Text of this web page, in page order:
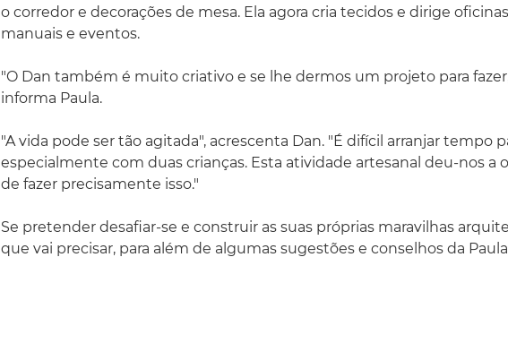
o corredor e decorações de mesa. Ela agora cria tecidos e dirige
manuais e eventos.
"O Dan também é muito criativo e se lhe dermos um projeto para
informa Paula.
"A vida pode ser tão agitada", acrescenta Dan. "É difícil arranjar tempo
especialmente com duas crianças. Esta atividade artesanal deu-nos a
de fazer precisamente isso."
Se pretender desafiar-se e construir as suas próprias maravilhas
que vai precisar, para além de algumas sugestões e conselhos da